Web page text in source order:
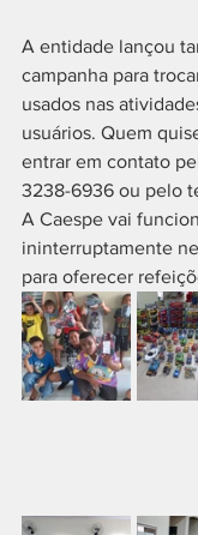
A entidade lançou
campanha para
usados nas
usuários. Quem
entrar em contato
3238-6936 ou pelo
A Caespe vai
ininterruptamente
para oferecer